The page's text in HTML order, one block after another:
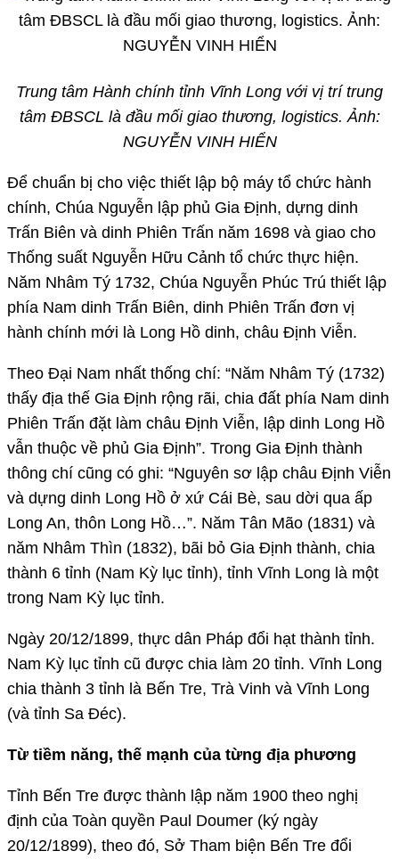
Trung tâm Hành chính tỉnh Vĩnh Long với vị trí trung
tâm ĐBSCL là đầu mối giao thương, logistics. Ảnh:
NGUYỄN VINH HIỂN
Để chuẩn bị cho việc thiết lập bộ máy tổ chức hành
chính, Chúa Nguyễn lập phủ Gia Định, dựng dinh
Trấn Biên và dinh Phiên Trấn năm 1698 và giao cho
Thống suất Nguyễn Hữu Cảnh tổ chức thực hiện.
Năm Nhâm Tý 1732, Chúa Nguyễn Phúc Trú thiết lập
phía Nam dinh Trấn Biên, dinh Phiên Trấn đơn vị
hành chính mới là Long Hồ dinh, châu Định Viễn.
Theo Đại Nam nhất thống chí: “Năm Nhâm Tý (1732)
thấy địa thế Gia Định rộng rãi, chia đất phía Nam dinh
Phiên Trấn đặt làm châu Định Viễn, lập dinh Long Hồ
vẫn thuộc về phủ Gia Định”. Trong Gia Định thành
thông chí cũng có ghi: “Nguyên sơ lập châu Định Viễn
và dựng dinh Long Hồ ở xứ Cái Bè, sau dời qua ấp
Long An, thôn Long Hồ…”. Năm Tân Mão (1831) và
năm Nhâm Thìn (1832), bãi bỏ Gia Định thành, chia
thành 6 tỉnh (Nam Kỳ lục tỉnh), tỉnh Vĩnh Long là một
trong Nam Kỳ lục tỉnh.
Ngày 20/12/1899, thực dân Pháp đổi hạt thành tỉnh.
Nam Kỳ lục tỉnh cũ được chia làm 20 tỉnh. Vĩnh Long
chia thành 3 tỉnh là Bến Tre, Trà Vinh và Vĩnh Long
(và tỉnh Sa Đéc).
Từ tiềm năng, thế mạnh của từng địa phương
Tỉnh Bến Tre được thành lập năm 1900 theo nghị
định của Toàn quyền Paul Doumer (ký ngày
20/12/1899), theo đó, Sở Tham biện Bến Tre đổi